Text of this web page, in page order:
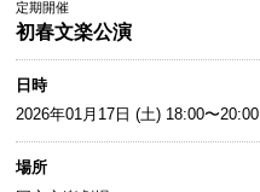
定期開催
初春文楽公演
日時
2026年01月17日 (土) 18:00〜20:00
場所